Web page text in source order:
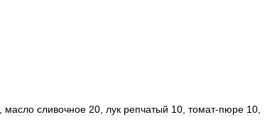
масло сливочное 20 лук репчатый 10 томат-пюре 10